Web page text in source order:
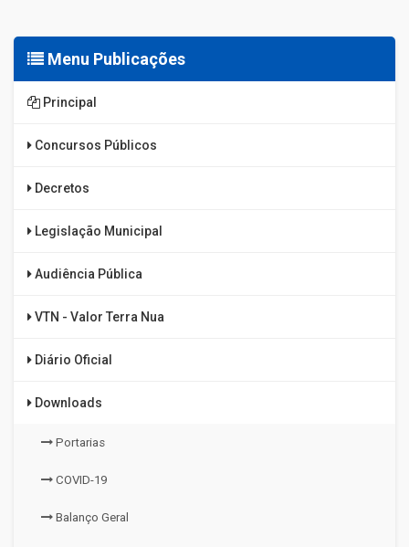
Menu Publicações
Principal
Concursos Públicos
Decretos
Legislação Municipal
Audiência Pública
VTN - Valor Terra Nua
Diário Oficial
Downloads
Portarias
COVID-19
Balanço Geral